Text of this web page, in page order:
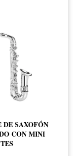
DE SAXOFÓN
CON MINI